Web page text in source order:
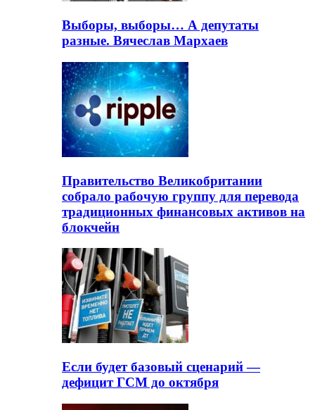
Выборы, выборы… А депутаты
разные. Вячеслав Мархаев
Правительство Великобритании
собрало рабочую группу для перевода
традиционных финансовых активов на
блокчейн
Если будет базовый сценарий —
дефицит ГСМ до октября